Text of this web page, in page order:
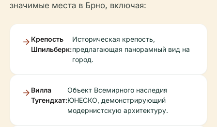
значимые места в Брно, включая:
Крепость
Шпильберк:
Историческая крепость,
предлагающая панорамный вид на
город.
Вилла
Тугендхат:
Объект Всемирного наследия
ЮНЕСКО, демонстрирующий
модернистскую архитектуру.